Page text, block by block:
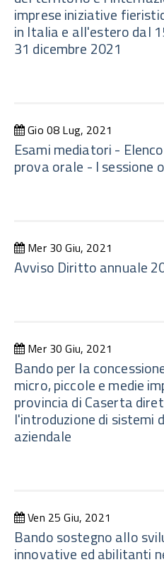
imprese iniziative
in Italia e all'estero dal
31 dicembre 2021
Gio 08 Lug, 2021
Esami mediatori -
prova orale - I sessione
Mer 30 Giu, 2021
Avviso Diritto annuale
Mer 30 Giu, 2021
Bando per la
micro, piccole e medie
provincia di Caserta
l'introduzione di sistemi
aziendale
Ven 25 Giu, 2021
Bando sostegno allo
innovative ed abilitanti